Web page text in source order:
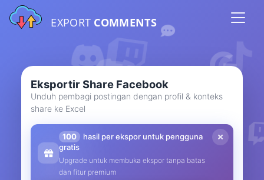
EXPORT COMMENTS
Eksportir Share Facebook
Unduh pembagi postingan dengan profil & konteks
share ke Excel
100
hasil per ekspor untuk pengguna
gratis
Upgrade untuk membuka ekspor tanpa batas
dan fitur premium